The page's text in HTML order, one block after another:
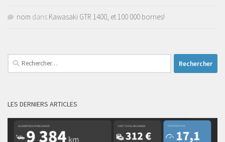
nom dans Kawasaki GTR 1400, et 100 000 bornes!
Rechercher :
LES DERNIERS ARTICLES